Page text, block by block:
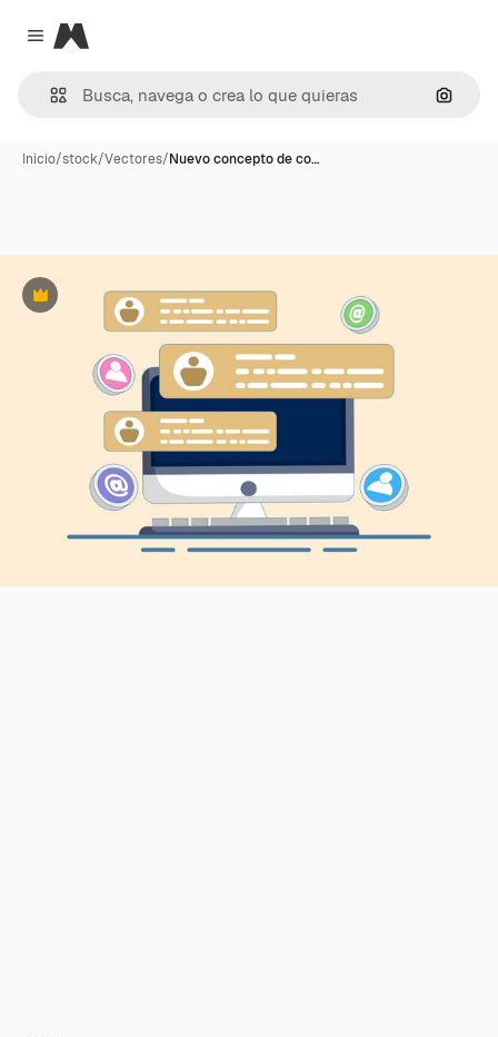
Close menu
Magnific
Inicio/stock/Vectores/Nuevo concepto de co…
Premium